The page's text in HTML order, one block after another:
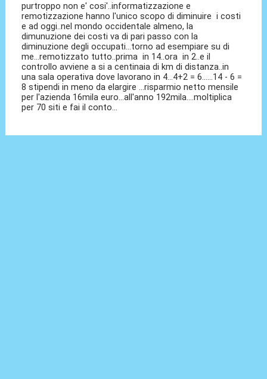
purtroppo non e' cosi'..informatizzazione e
remotizzazione hanno l'unico scopo di diminuire i costi
e ad oggi..nel mondo occidentale almeno, la
dimunuzione dei costi va di pari passo con la
diminuzione degli occupati...torno ad esempiare su di
me...remotizzato tutto..prima in 14..ora in 2..e il
controllo avviene a si a centinaia di km di distanza..in
una sala operativa dove lavorano in 4...4+2 = 6......14 - 6 =
8 stipendi in meno da elargire ...risparmio netto mensile
per l'azienda 16mila euro...all'anno 192mila....moltiplica
per 70 siti e fai il conto...